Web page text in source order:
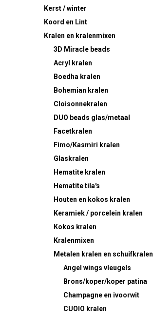
Kerst / winter
Koord en Lint
Kralen en kralenmixen
3D Miracle beads
Acryl kralen
Boedha kralen
Bohemian kralen
Cloisonnekralen
DUO beads glas/metaal
Facetkralen
Fimo/Kasmiri kralen
Glaskralen
Hematite kralen
Hematite tila's
Houten en kokos kralen
Keramiek / porcelein kralen
Kokos kralen
Kralenmixen
Metalen kralen en schuifkralen
Angel wings vleugels
Brons/koper/koper patina
Champagne en ivoorwit
CUOIO kralen